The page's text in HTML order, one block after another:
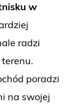
w
radzi
poradzi
na swojej